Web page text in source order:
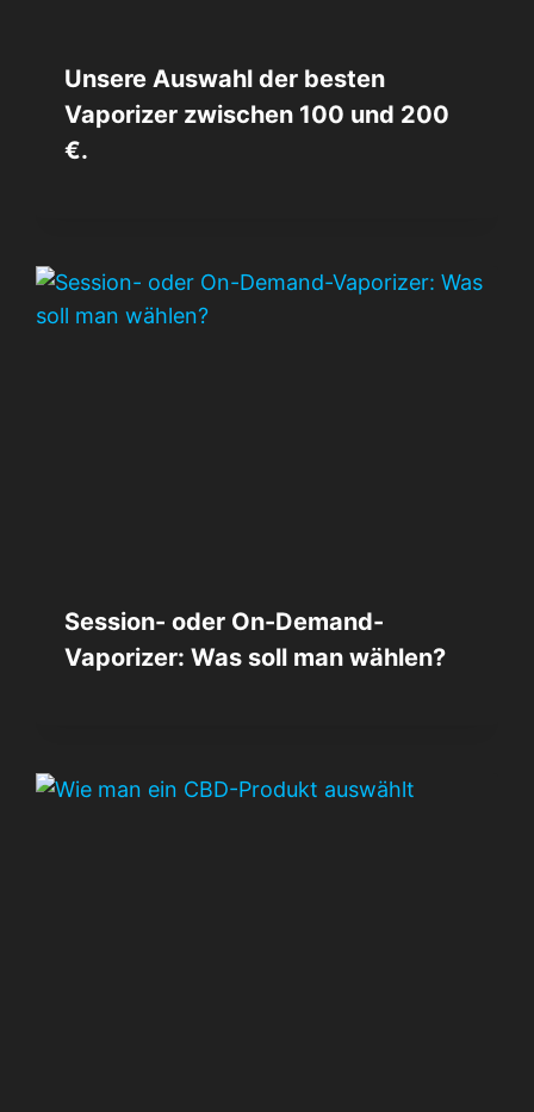
Unsere Auswahl der besten
Vaporizer zwischen 100 und 200
€.
Session- oder On-Demand-
Vaporizer: Was soll man wählen?